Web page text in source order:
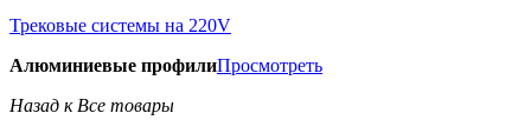
Трековые системы на 220V
Алюминиевые профилиПросмотреть
Назад к Все товары